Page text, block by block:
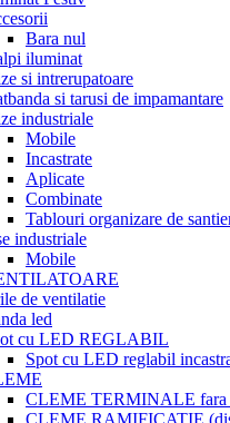
Bara nul
iluminat
si intrerupatoare
si tarusi de impamantare
industriale
Mobile
Incastrate
Aplicate
Combinate
Tablouri organizare de
industriale
Mobile
de ventilatie
led
cu LED REGLABIL
Spot cu LED reglabil
CLEME TERMINALE fara